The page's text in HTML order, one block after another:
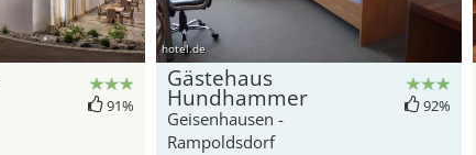
91%
hotel.de
Gästehaus
Hundhammer
Geisenhausen -
Rampoldsdorf
92%